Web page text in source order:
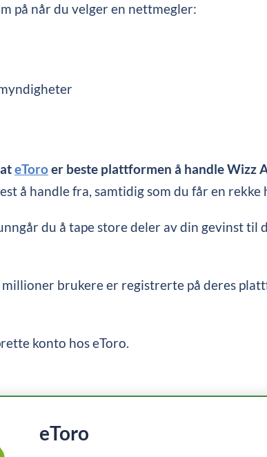
på når du velger en nettmegler:
eToroer beste plattformen å handle Wizz
å handle fra, samtidig som du får en
du å tape store deler av din gevinst til
brukere er registrerte på deres
konto hos eToro.
eToro